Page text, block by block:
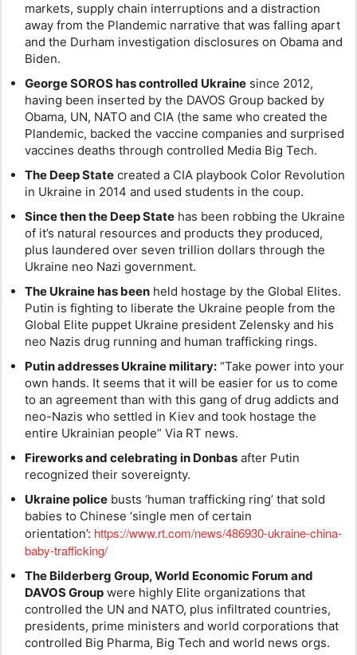
markets, supply chain interruptions and a distraction
away from the Plandemic narrative that was falling apart
and the Durham investigation disclosures on Obama and
Biden.
George SOROS has controlled Ukraine since 2012,
having been inserted by the DAVOS Group backed by
Obama, UN, NATO and CIA (the same who created the
Plandemic, backed the vaccine companies and surprised
vaccines deaths through controlled Media Big Tech.
The Deep State created a CIA playbook Color Revolution
in Ukraine in 2014 and used students in the coup.
Since then the Deep State has been robbing the Ukraine
of it’s natural resources and products they produced,
plus laundered over seven trillion dollars through the
Ukraine neo Nazi government.
The Ukraine has been held hostage by the Global Elites.
Putin is fighting to liberate the Ukraine people from the
Global Elite puppet Ukraine president Zelensky and his
neo Nazis drug running and human trafficking rings.
Putin addresses Ukraine military: “Take power into your
own hands. It seems that it will be easier for us to come
to an agreement than with this gang of drug addicts and
neo-Nazis who settled in Kiev and took hostage the
entire Ukrainian people” Via RT news.
Fireworks and celebrating in Donbas after Putin
recognized their sovereignty.
Ukraine police busts ‘human trafficking ring’ that sold
babies to Chinese ‘single men of certain
orientation’: https://www.rt.com/news/486930-ukraine-china-
baby-trafficking/
The Bilderberg Group, World Economic Forum and
DAVOS Group were highly Elite organizations that
controlled the UN and NATO, plus infiltrated countries,
presidents, prime ministers and world corporations that
controlled Big Pharma, Big Tech and world news orgs.